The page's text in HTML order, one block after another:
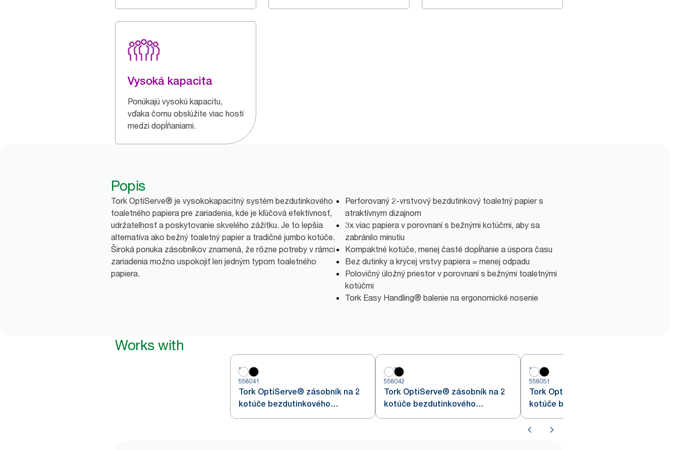
Vysoká kapacita
Ponúkajú vysokú kapacitu,
vďaka čomu obslúžite viac hostí
medzi dopĺňaniami.
Popis
Tork OptiServe® je vysokokapacitný systém bezdutinkového
toaletného papiera pre zariadenia, kde je kľúčová efektívnosť,
udržateľnosť a poskytovanie skvelého zážitku. Je to lepšia
alternatíva ako bežný toaletný papier a tradičné jumbo kotúče.
Široká ponuka zásobníkov znamená, že rôzne potreby v rámci
zariadenia možno uspokojiť len jedným typom toaletného
papiera.
Perforovaný 2-vrstvový bezdutinkový toaletný papier s
atraktívnym dizajnom
3x viac papiera v porovnaní s bežnými kotúčmi, aby sa
zabránilo minutiu
Kompaktné kotúče, menej časté dopĺňanie a úspora času
Bez dutinky a krycej vrstvy papiera = menej odpadu
Polovičný úložný priestor v porovnaní s bežnými toaletnými
kotúčmi
Tork Easy Handling® balenie na ergonomické nosenie
Works with
558041
Tork OptiServe® zásobník na 2
kotúče bezdutinkového
toaletného papiera
558042
Tork OptiServe® zásobník na 2
kotúče bezdutinkového
toaletného papiera
558051
Tork OptiServe® zásobník na 4
kotúče bezdutinkového
toaletného papiera